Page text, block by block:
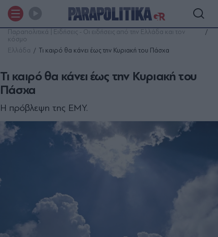
Παραπολιτικά | Ειδήσεις - Οι ειδήσεις από την Ελλάδα και τον
κόσμο
Ελλάδα
Τι καιρό θα κάνει έως την Κυριακή του Πάσχα
Τι καιρό θα κάνει έως την Κυριακή του
Πάσχα
Η πρόβλεψη της ΕΜΥ.